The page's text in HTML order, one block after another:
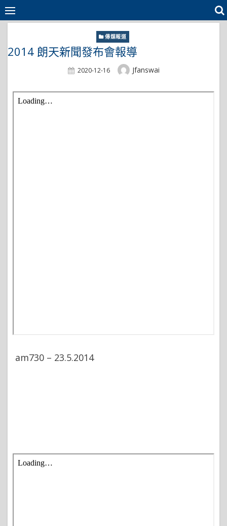
Skip
to
傳媒報道
2014 朗天新聞發布會報導
Posted
2020-12-16 Author
Jfanswai
am730 – 23.5.2014